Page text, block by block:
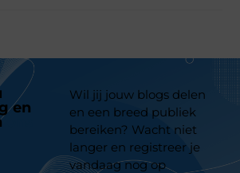
en
Wil jij jouw blogs delen
en een breed publiek
bereiken? Wacht niet
langer en registreer je
vandaag nog op